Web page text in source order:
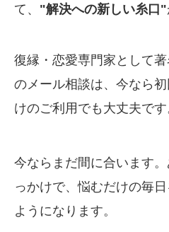
て、 "解決への新しい糸口"
復縁・恋愛専門家として
のメール相談は、今なら
けのご利用でも大丈夫です
今ならまだ間に合います
っかけで、悩むだけの毎
ようになります。